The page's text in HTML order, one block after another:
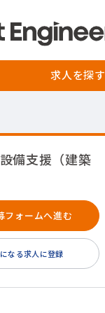
の転職なら
求人を探す
備支援（建築
フォームへ進む